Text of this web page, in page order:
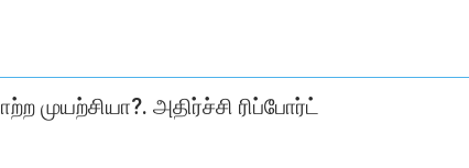
அதிர்ச்சி ரிப்போர்ட்